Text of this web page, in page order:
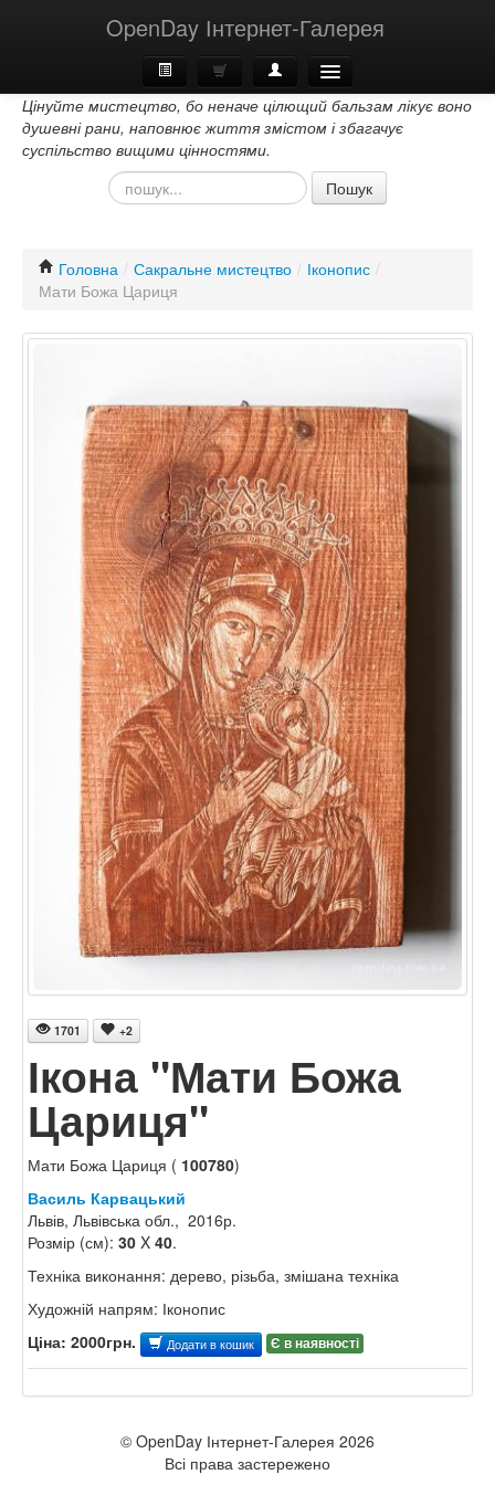
OpenDay Інтернет-Галерея
Головна
Про Нас
Цінуйте мистецтво, бо неначе цілющий бальзам лікує воно
душевні рани, наповнює життя змістом і збагачує
суспільство вищими цінностями.
Пошук
Головна / Сакральне мистецтво / Іконопис /
Мати Божа Цариця
1701 +2
Ікона "Мати Божа
Цариця"
Мати Божа Цариця ( 100780)
Василь Карвацький
Львів, Львівська обл., 2016р.
Розмір (см): 30 X 40.
Техніка виконання: дерево, різьба, змішана техніка
Художній напрям: Іконопис
Ціна: 2000грн.
Додати в кошик Є в наявності
© OpenDay Інтернет-Галерея 2026
Всі права застережено